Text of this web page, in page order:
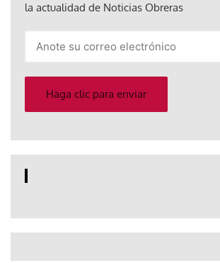
la actualidad de Noticias Obreras
electrónico
Haga clic para enviar